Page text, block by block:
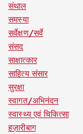
संथाल
समस्या
सर्वेक्षण/सर्वे
संसद
साक्षात्कार
साहित्य संसार
सुरक्षा
स्वागत/अभिनंदन
स्वास्थ्य एवं चिकित्सा
हज़ारीबाग